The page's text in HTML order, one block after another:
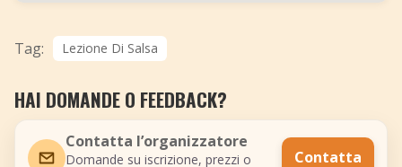
Tag: Lezione Di Salsa
HAI DOMANDE O FEEDBACK?
Contatta l’organizzatore
Domande su iscrizione, prezzi o
Contatta